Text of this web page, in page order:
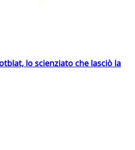
lo scienziato che lasciò la